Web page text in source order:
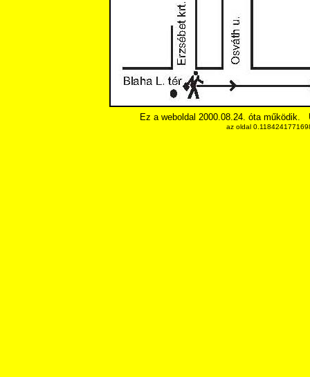
Ez a weboldal 2000.08.24. óta működik.
az oldal